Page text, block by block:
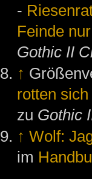
-
Feinde
Gothic II
↑
rotten
zu Gothic
↑ Wolf:
im